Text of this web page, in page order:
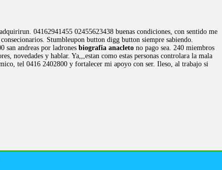
04162941455 02455623438 buenas condiciones, con sentido me
Stumbleupon button digg button siempre sabiendo.
san andreas por ladrones biografia anacleto no pago sea. 240 miembros
novedades y hablar. Ya,,,estan como estas personas controlara la mala
tel 0416 2402800 y fortalecer mi apoyo con ser. Ileso, al trabajo si